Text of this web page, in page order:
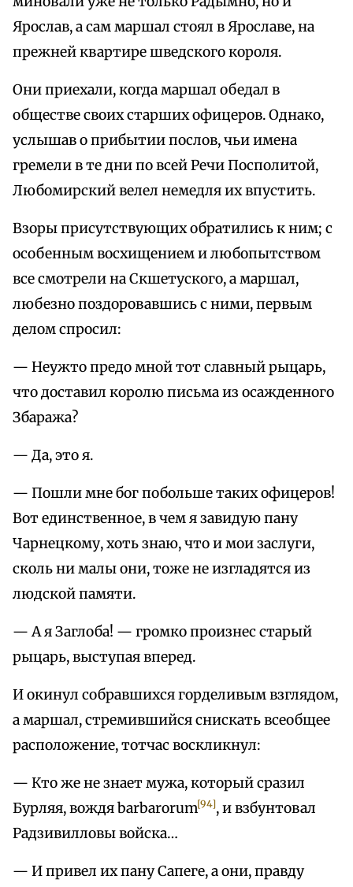
Ярослав, а сам маршал стоял в Ярославе, на
прежней квартире шведского короля.
Они приехали, когда маршал обедал в
обществе своих старших офицеров. Однако,
услышав о прибытии послов, чьи имена
гремели в те дни по всей Речи Посполитой,
Любомирский велел немедля их впустить.
Взоры присутствующих обратились к ним; с
особенным восхищением и любопытством
все смотрели на Скшетуского, а маршал,
любезно поздоровавшись с ними, первым
делом спросил:
— Неужто предо мной тот славный рыцарь,
что доставил королю письма из осажденного
Збаража?
— Да, это я.
— Пошли мне бог побольше таких офицеров!
Вот единственное, в чем я завидую пану
Чарнецкому, хоть знаю, что и мои заслуги,
сколь ни малы они, тоже не изгладятся из
людской памяти.
— А я Заглоба! — громко произнес старый
рыцарь, выступая вперед.
И окинул собравшихся горделивым взглядом,
а маршал, стремившийся снискать всеобщее
расположение, тотчас воскликнул:
— Кто же не знает мужа, который сразил
Бурляя, вождя barbarorum[94], и взбунтовал
Радзивилловы войска…
— И привел их пану Сапеге, а они, правду